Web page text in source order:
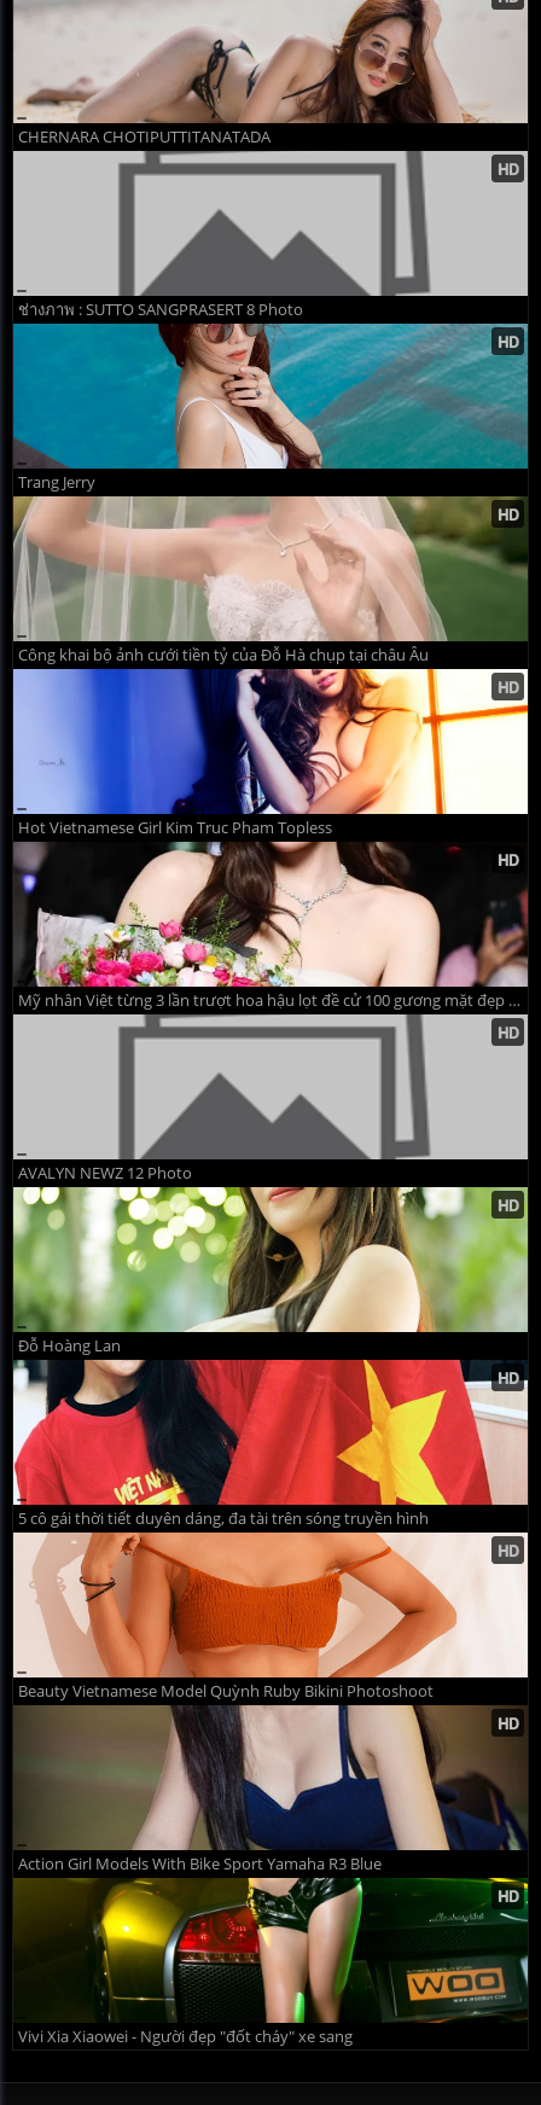
CHERNARA CHOTIPUTTITANATADA
ช่างภาพ : SUTTO SANGPRASERT 8 Photo
Trang Jerry
Công khai bộ ảnh cưới tiền tỷ của Đỗ Hà chụp tại châu Âu
Hot Vietnamese Girl Kim Truc Pham Topless
Mỹ nhân Việt từng 3 lần trượt hoa hậu lọt đề cử 100 gương mặt đẹp nhất thế giới
AVALYN NEWZ 12 Photo
Đỗ Hoàng Lan
5 cô gái thời tiết duyên dáng, đa tài trên sóng truyền hình
Beauty Vietnamese Model Quỳnh Ruby Bikini Photoshoot
Action Girl Models With Bike Sport Yamaha R3 Blue
Vivi Xia Xiaowei - Người đẹp "đốt cháy" xe sang